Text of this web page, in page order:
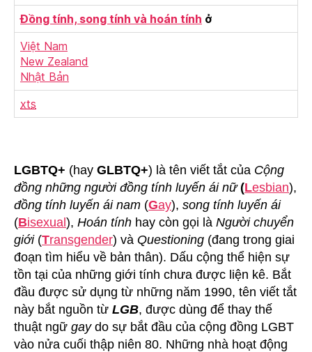
Đồng tính, song tính và hoán tính ở
Việt Nam
New Zealand
Nhật Bản
xts
LGBTQ+ (hay GLBTQ+) là tên viết tắt của Cộng
đồng những người đồng tính luyến ái nữ (Lesbian),
đồng tính luyến ái nam (Gay), song tính luyến ái
(Bisexual), Hoán tính hay còn gọi là Người chuyển
giới(Transgender) và Questioning (đang trong giai
đoạn tìm hiểu về bản thân). Dấu cộng thể hiện sự
tồn tại của những giới tính chưa được liện kê. Bắt
đầu được sử dụng từ những năm 1990, tên viết tắt
này bắt nguồn từ LGB, được dùng để thay thế
thuật ngữ gaydo sự bắt đầu của cộng đồng LGBT
vào nửa cuối thập niên 80. Những nhà hoạt động